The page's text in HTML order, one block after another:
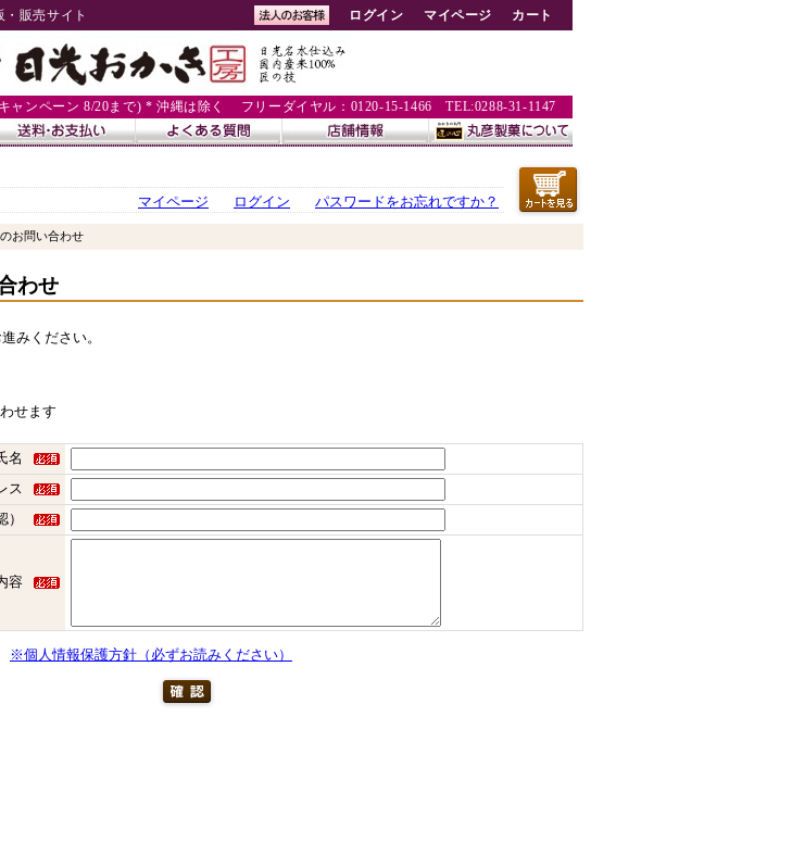
販売サイト ログイン マイページ カート
ンペーン 8/20まで) * 沖縄は除く フリーダイヤル：0120-15-1466 TEL:0288-31-1147
マイページ
ログイン パスワードをお忘れですか？
お問い合わせ
わせ
みください。
せます
名
ス
容
※個人情報保護方針（必ずお読みください）